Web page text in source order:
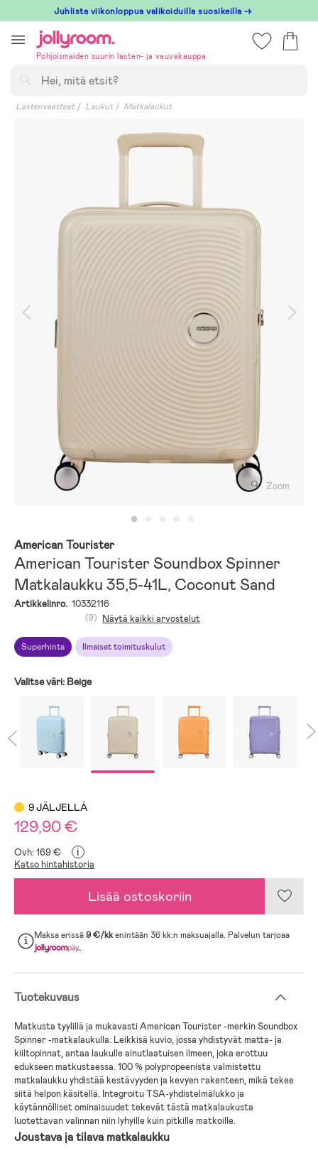
till
innehållet
Juhlista viikonloppua valikoiduilla suosikeilla →
Pohjoismaiden suurin lasten- ja vauvakauppa
Lastenvaatteet Laukut Matkalaukut
Zoom
American Tourister
American Tourister Soundbox Spinner
Matkalaukku 35,5-41L, Coconut Sand
Artikkelinro. 10332116
Superhinta Ilmaiset toimituskulut
(9) Näytä kaikki arvostelut
Valitse väri: Beige
9 JÄLJELLÄ
129,90 €
Ovh: 169 € i
Katso hintahistoria
Lisää ostoskoriin
Maksa erissä9 €/kkenintään 36 kk:n maksuajalla. Palvelun tarjoaa
.
Tuotekuvaus
Matkusta tyylillä ja mukavasti American Tourister -merkin Soundbox
Spinner -matkalaukulla. Leikkisä kuvio, jossa yhdistyvät matta- ja
kiiltopinnat, antaa laukulle ainutlaatuisen ilmeen, joka erottuu
edukseen matkustaessa. 100 % polypropeenista valmistettu
matkalaukku yhdistää kestävyyden ja kevyen rakenteen, mikä tekee
siitä helpon käsitellä. Integroitu TSA-yhdistelmälukko ja
käytännölliset ominaisuudet tekevät tästä matkalaukusta
luotettavan valinnan niin lyhyille kuin pitkille matkoille.
Joustava ja tilava matkalaukku